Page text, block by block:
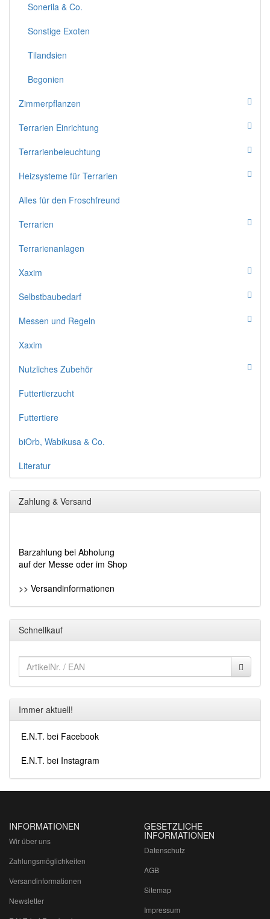
Sonerila & Co.
Sonstige Exoten
Tilandsien
Begonien
Zimmerpflanzen
Terrarien Einrichtung
Terrarienbeleuchtung
Heizsysteme für Terrarien
Alles für den Froschfreund
Terrarien
Terrarienanlagen
Xaxim
Selbstbaubedarf
Messen und Regeln
Xaxim
Nutzliches Zubehör
Futtertierzucht
Futtertiere
biOrb, Wabikusa & Co.
Literatur
Zahlung & Versand
Barzahlung bei Abholung
auf der Messe oder im Shop
>> Versandinformationen
Schnellkauf
Immer aktuell!
E.N.T. bei Facebook
E.N.T. bei Instagram
INFORMATIONEN
Wir über uns
Zahlungsmöglichkeiten
Versandinformationen
Newsletter
GESETZLICHE
INFORMATIONEN
Datenschutz
AGB
Sitemap
Impressum